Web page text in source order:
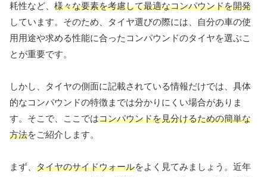
耗性など、 様々な要素を考慮して最適なコンパウンドを開発
しています。そのため、タイヤ選びの際には、自分の車の使
用用途や求める性能に合ったコンパウンドのタイヤを選ぶこ
とが重要です。
しかし、タイヤの側面に記載されている情報だけでは、具体
的なコンパウンドの特徴までは分かりにくい場合がありま
す。そこで、ここではコンパウンドを見分けるための簡単な
方法をご紹介します。
まず、 タイヤのサイドウォールをよく見てみましょう。近年